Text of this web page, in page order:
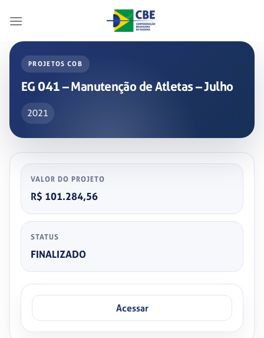
PROJETOS COB
EG 041 – Manutenção de Atletas – Julho
2021
VALOR DO PROJETO
R$ 101.284,56
STATUS
FINALIZADO
Acessar